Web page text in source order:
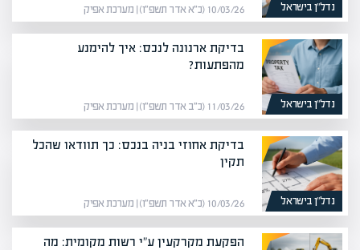
נדל”ן בישראל 10/03/26 (כ״א אדר תשפ״ו) | מערכת אפיק
נדל”ן בישראל
בדיקת ארנונה לנכס: איך להימנע
מהפתעות?
11/03/26 (כ״ב אדר תשפ״ו) | מערכת אפיק
נדל”ן בישראל
בדיקת אחוזי בניה בנכס: כך תוודאו שהכל
תקין
10/03/26 (כ״א אדר תשפ״ו) | מערכת אפיק
הפקעת מקרקעין ע"י רשות מקומית: מה